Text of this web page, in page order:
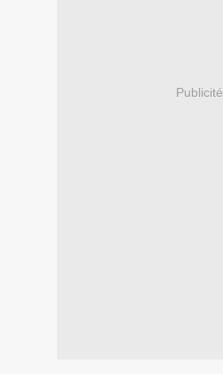
Publicité